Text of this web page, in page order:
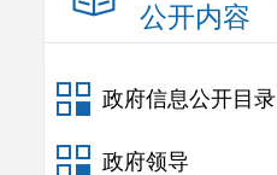
公开内容
政府信息公开目录
政府领导